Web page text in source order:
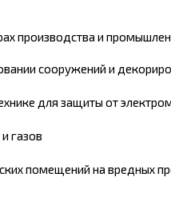
производства и
сооружений и
для защиты от
газов
помещений на вредных